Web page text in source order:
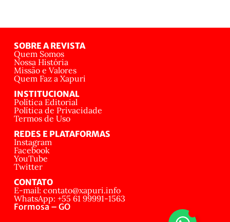
SOBRE A REVISTA
Quem Somos
Nossa História
Missão e Valores
Quem Faz a Xapuri
INSTITUCIONAL
Política Editorial
Política de Privacidade
Termos de Uso
REDES E PLATAFORMAS
Instagram
Facebook
YouTube
Twitter
CONTATO
E-mail: contato@xapuri.info
WhatsApp: +55 61 99991-1563
Formosa – GO